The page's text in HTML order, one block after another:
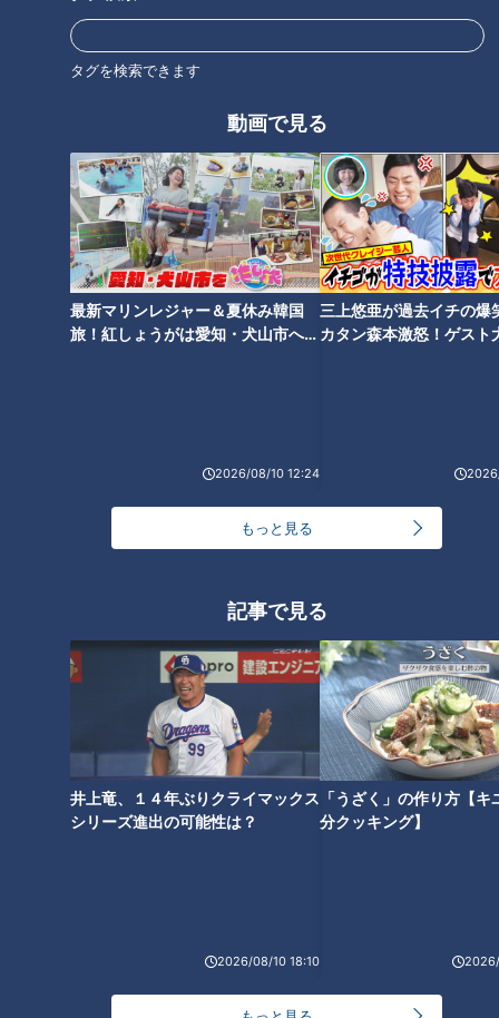
タグを検索できます
動画で見る
最新マリンレジャー＆夏休み韓国
旅！紅しょうがは愛知・犬山市へ
2026/08/10 12:24
三上悠亜が過去イチの爆
カタン森本激怒！ゲスト
もっと見る
記事で見る
井上竜、１４年ぶりクライマックス
シリーズ進出の可能性は？
2026/08/10 18:10
「うざく」の作り方【キ
分クッキング】
番組サイト
最新話の見逃し配信はこちら
オススメ関連コンテンツ
最大10メートルの巨大提灯！命
がけの制作工程に密着！【チャ
ント！】
高さ5ｍ重さ60kgの万燈が練り
歩く！天下の奇祭「刈谷万燈
祭」【チャント！】
市長に海水をぶっかける！？大